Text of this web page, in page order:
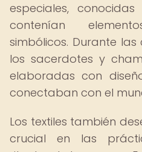
especiales,
contenían
simbólicos. Durante las
los sacerdotes y
elaboradas con
conectaban con el
Los textiles también
crucial en las